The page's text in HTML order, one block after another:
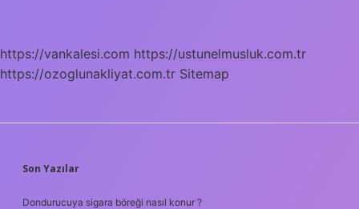
https://vankalesi.com https://ustunelmusluk.com.tr
https://ozoglunakliyat.com.tr Sitemap
SIDEBAR
Son Yazılar
Dondurucuya sigara böreği nasıl konur ?